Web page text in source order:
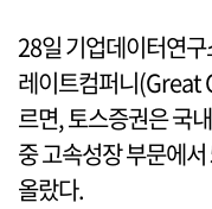
28일 기업데이터연
레이트컴퍼니(Great
르면, 토스증권은 국
중 고속성장 부문에
올랐다.